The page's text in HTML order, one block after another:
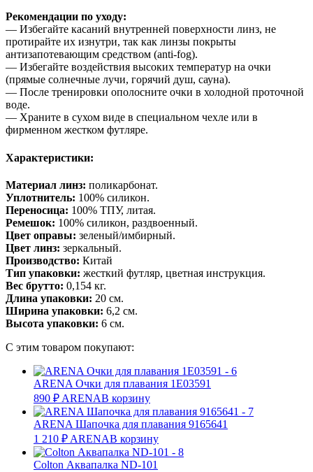
Рекомендации по уходу:
— Избегайте касаний внутренней поверхности линз, не
протирайте их изнутри, так как линзы покрыты
антизапотевающим средством (anti-fog).
— Избегайте воздействия высоких температур на очки
(прямые солнечные лучи, горячий душ, сауна).
— После тренировки ополосните очки в холодной проточной
воде.
— Храните в сухом виде в специальном чехле или в
фирменном жестком футляре.
Характеристики:
Материал линз: поликарбонат.
Уплотнитель: 100% силикон.
Переносица: 100% ТПУ, литая.
Ремешок: 100% силикон, раздвоенный.
Цвет оправы: зеленый/имбирный.
Цвет линз: зеркальный.
Производство: Китай
Тип упаковки: жесткий футляр, цветная инструкция.
Вес брутто: 0,154 кг.
Длина упаковки: 20 см.
Ширина упаковки: 6,2 см.
Высота упаковки: 6 см.
С этим товаром покупают:
ARENA Очки для плавания 1Е03591
890 ₽ ARENAВ корзину
ARENA Шапочка для плавания 9165641
1 210 ₽ ARENAВ корзину
Colton Аквапалка ND-101